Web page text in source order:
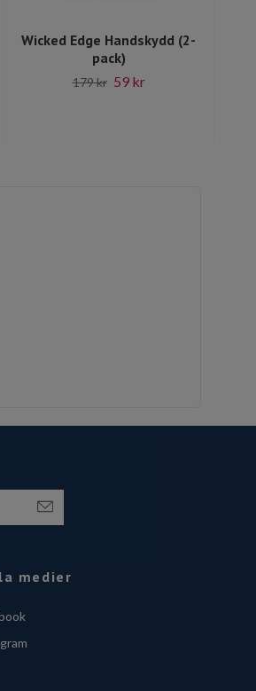
Wicked Edge Handskydd (2-
pack)
179 kr 59 kr
medier